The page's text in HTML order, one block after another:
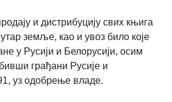
и дистрибуцију свих књига
земље, као и увоз било које
у Русији и Белорусији, осим
грађани Русије и
уз одобрење владе.